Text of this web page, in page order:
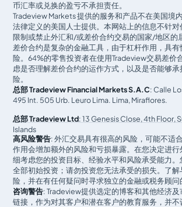
我如何停止复制/跟随信号提供者的策略？
成为信号提供者的逐步指南
Tradeview提供教育资源吗？
我的个人和财务信息如何得到保护？
我们使用军用级加密技术保护您的个人和
保您的数据安全。
我的资金是否隔离以确保保护？
Tradeview Markets是否受监管？
币汇率或兑换的盈亏不承担责任。
Tradeview Markets 提供的服务和产品不在美国境
法律定义的美国人士提供。本网站上的信息不针
限制或禁止外汇和/或差价合约交易的国家/地区的
差价合约是复杂的金融工具，由于杠杆作用，具
险。64%的零售投资者在使用Tradeview交易差价
虑是否理解差价合约的运作方式，以及是否能够
险。
总部 Tradeview Financial Markets S.A.C: Calle
495 Int. 505 Urb. Leuro Lima. Lima, Miraflores.
总部 Tradeview Ltd: 13 Genesis Close, 4th Floor,
Islands
高风险警告: 外汇交易具有很高的风险，可能不适
作用会增加额外的风险和亏损暴露。在您决定进
细考虑您的投资目标、经验水平和风险承受能力
全部初始投资；请勿投资您无法承受的损失。了
险，并在有任何疑问时寻求独立的金融或税务顾问
咨询警告: Tradeview提供选定的博客和其他经济
链接，作为对其客户和潜在客户的教育服务，并